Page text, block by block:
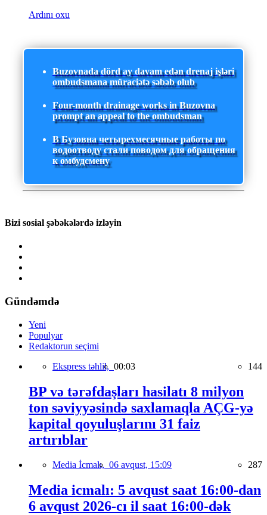
Ardını oxu
Buzovnada dörd ay davam edən drenaj işləri
ombudsmana müraciətə səbəb olub
Four-month drainage works in Buzovna
prompt an appeal to the ombudsman
В Бузовна четырехмесячные работы по
водоотводу стали поводом для обращения
к омбудсмену
Bizi sosial şəbəkələrdə izləyin
Gündəmdə
Yeni
Populyar
Redaktorun seçimi
Ekspress təhlil, 00:03 144
BP və tərəfdaşları hasilatı 8 milyon
ton səviyyəsində saxlamaqla AÇG-yə
kapital qoyuluşlarını 31 faiz
artırıblar
Media İcmalı, 06 avqust, 15:09 287
Media icmalı: 5 avqust saat 16:00-dan
6 avqust 2026-cı il saat 16:00-dək